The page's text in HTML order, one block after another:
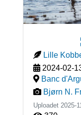
Lille
2024-02-
Banc
Bjørn N.
Uploadet 2025-